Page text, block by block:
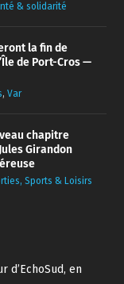
& solidarité
la fin de
de Port-Cros —
,Var
chapitre
Girandon
Sports & Loisirs
d’EchoSud, en